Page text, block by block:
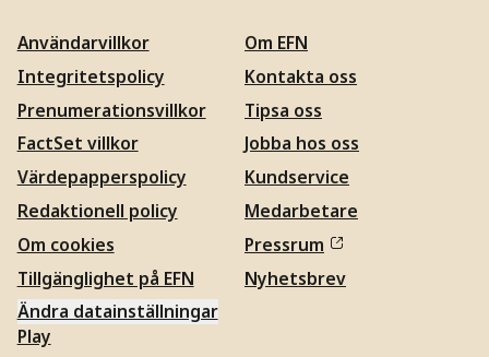
Användarvillkor
Integritetspolicy
Prenumerationsvillkor
FactSet villkor
Värdepapperspolicy
Redaktionell policy
Om cookies
Tillgänglighet på EFN
Ändra datainställningar
Om EFN
Kontakta oss
Tipsa oss
Jobba hos oss
Kundservice
Medarbetare
Pressrum
Nyhetsbrev
Play